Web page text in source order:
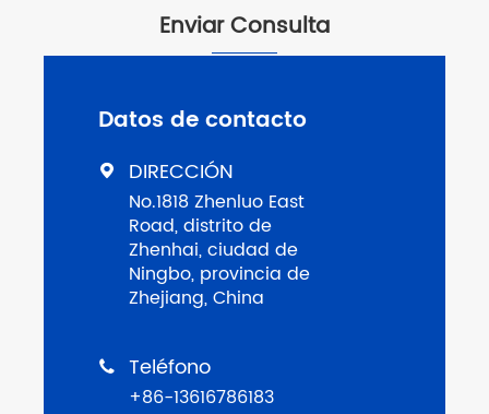
Enviar Consulta
Datos de contacto
 DIRECCIÓN
No.1818 Zhenluo East
Road, distrito de
Zhenhai, ciudad de
Ningbo, provincia de
Zhejiang, China
 Teléfono
+86-13616786183